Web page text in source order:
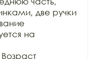
две ручки
на